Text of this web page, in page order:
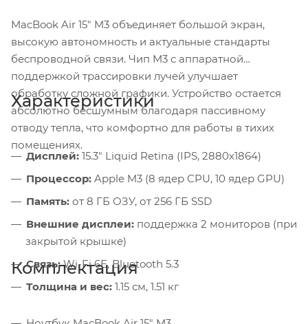
MacBook Air 15" M3 объединяет большой экран,
высокую автономность и актуальные стандарты
беспроводной связи. Чип M3 с аппаратной
поддержкой трассировки лучей улучшает
обработку сложной графики. Устройство остается
абсолютно бесшумным благодаря пассивному
отводу тепла, что комфортно для работы в тихих
помещениях.
Характеристики
Дисплей: 15.3" Liquid Retina (IPS, 2880x1864)
Процессор: Apple M3 (8 ядер CPU, 10 ядер GPU)
Память: от 8 ГБ ОЗУ, от 256 ГБ SSD
Внешние дисплеи: поддержка 2 мониторов (при
закрытой крышке)
Связь:Wi-Fi 6E, Bluetooth 5.3
Толщина и вес: 1.15 см, 1.51 кг
Комплектация